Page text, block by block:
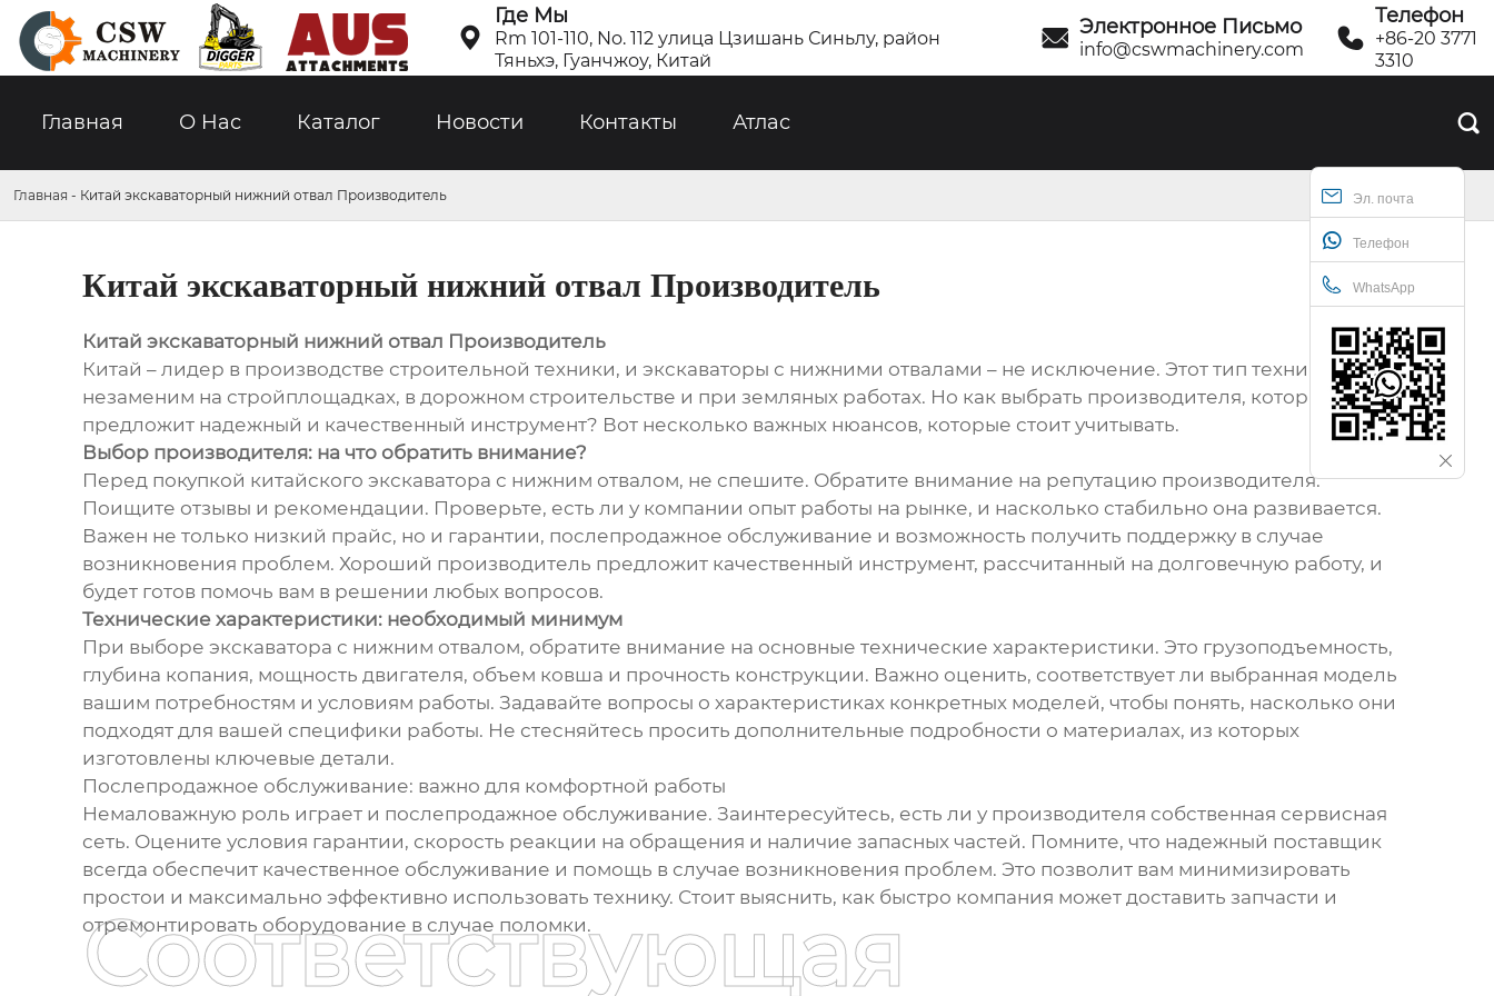

Где Мы
Rm 101-110, No. 112 улица Цзишань Синьлу, район
Тяньхэ, Гуанчжоу, Китай
 Электронное Письмо
info@cswmachinery.com 
Телефон
+86-20 3771
3310
Главная О Hас Каталог Новости Контакты Атлас 
Эл. почта
Телефон
WhatsApp
Главная - Китай экскаваторный нижний отвал Производитель
Китай экскаваторный нижний отвал Производитель
Китай экскаваторный нижний отвал Производитель
Китай – лидер в производстве строительной техники, и экскаваторы с нижними отвалами – не исключение. Этот тип техники
незаменим на стройплощадках, в дорожном строительстве и при земляных работах. Но как выбрать производителя, который
предложит надежный и качественный инструмент? Вот несколько важных нюансов, которые стоит учитывать.
Выбор производителя: на что обратить внимание?
Перед покупкой китайского экскаватора с нижним отвалом, не спешите. Обратите внимание на репутацию производителя.
Поищите отзывы и рекомендации. Проверьте, есть ли у компании опыт работы на рынке, и насколько стабильно она развивается.
Важен не только низкий прайс, но и гарантии, послепродажное обслуживание и возможность получить поддержку в случае
возникновения проблем. Хороший производитель предложит качественный инструмент, рассчитанный на долговечную работу, и
будет готов помочь вам в решении любых вопросов.
Технические характеристики: необходимый минимум
При выборе экскаватора с нижним отвалом, обратите внимание на основные технические характеристики. Это грузоподъемность,
глубина копания, мощность двигателя, объем ковша и прочность конструкции. Важно оценить, соответствует ли выбранная модель
вашим потребностям и условиям работы. Задавайте вопросы о характеристиках конкретных моделей, чтобы понять, насколько они
подходят для вашей специфики работы. Не стесняйтесь просить дополнительные подробности о материалах, из которых
изготовлены ключевые детали.
Послепродажное обслуживание: важно для комфортной работы
Немаловажную роль играет и послепродажное обслуживание. Заинтересуйтесь, есть ли у производителя собственная сервисная
сеть. Оцените условия гарантии, скорость реакции на обращения и наличие запасных частей. Помните, что надежный поставщик
всегда обеспечит качественное обслуживание и помощь в случае возникновения проблем. Это позволит вам минимизировать
простои и максимально эффективно использовать технику. Стоит выяснить, как быстро компания может доставить запчасти и
отремонтировать оборудование в случае поломки.
Соответствующая